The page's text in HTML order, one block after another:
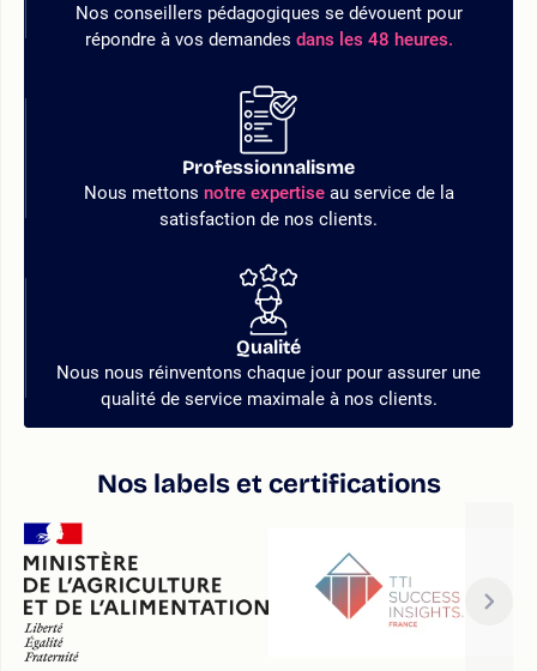
Nos conseillers pédagogiques se dévouent pour
répondre à vos demandes dans les 48 heures.
Professionnalisme
Nous mettons notre expertiseau service de la
satisfaction de nos clients.
Qualité
Nous nous réinventons chaque jour pour assurer une
qualité de service maximale à nos clients.
Nos labels et certifications